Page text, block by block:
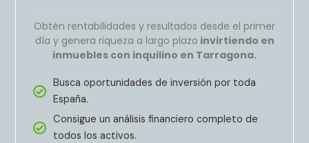
Obtén rentabilidades y resultados desde el primer
día y genera riqueza a largo plazo invirtiendo en
inmuebles con inquilino en Tarragona.
Busca oportunidades de inversión por toda
España.
Consigue un análisis financiero completo de
todos los activos.